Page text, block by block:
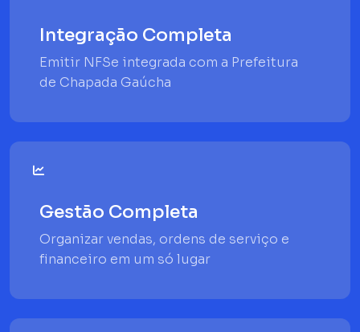
Integração Completa
Emitir NFSe integrada com a Prefeitura
de Chapada Gaúcha
Gestão Completa
Organizar vendas, ordens de serviço e
financeiro em um só lugar